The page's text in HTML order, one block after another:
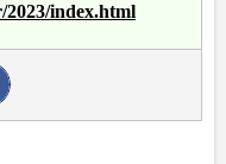
2023/index.html